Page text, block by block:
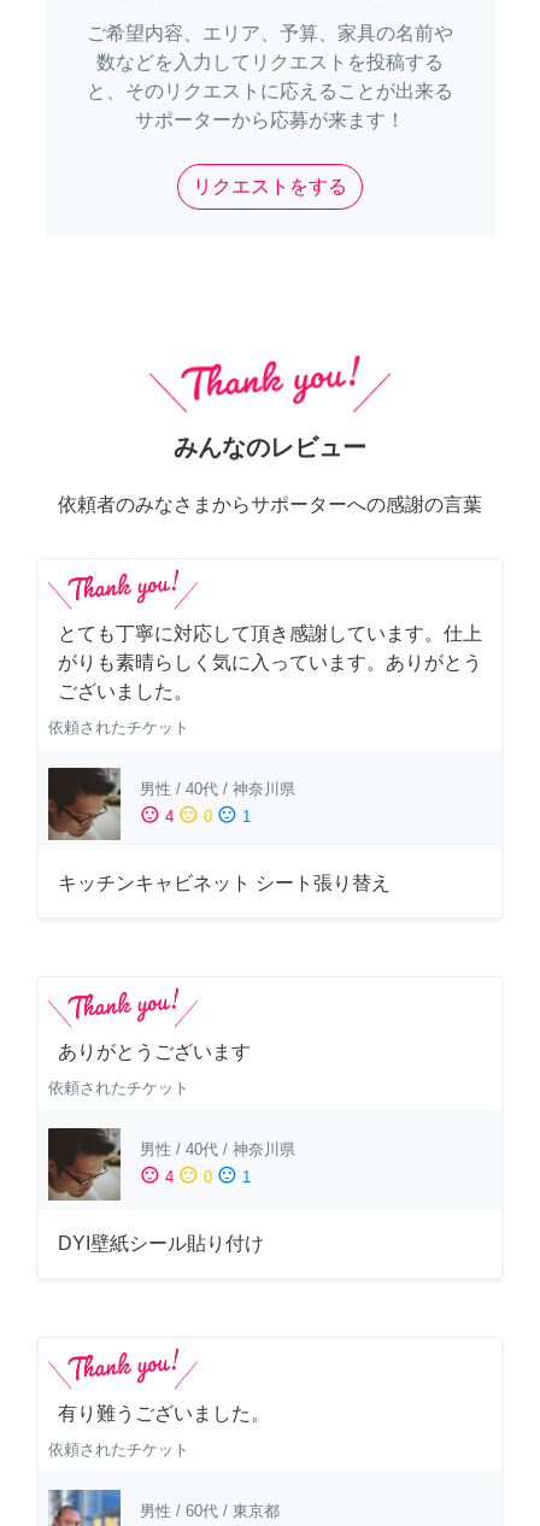
ご希望内容、エリア、予算、家具の名前や
数などを入力してリクエストを投稿する
と、そのリクエストに応えることが出来る
サポーターから応募が来ます！
リクエストをする
みんなのレビュー
依頼者のみなさまからサポーターへの感謝の言葉
とても丁寧に対応して頂き感謝しています。仕上
がりも素晴らしく気に入っています。ありがとう
ございました。
依頼されたチケット
男性 / 40代 / 神奈川県
sentiment_satisfied 4 sentiment_neutral 0 sentiment_dissatisfied 1
キッチンキャビネット シート張り替え
ありがとうございます
依頼されたチケット
男性 / 40代 / 神奈川県
sentiment_satisfied 4 sentiment_neutral 0 sentiment_dissatisfied 1
DYI壁紙シール貼り付け
有り難うございました。
依頼されたチケット
男性 / 60代 / 東京都